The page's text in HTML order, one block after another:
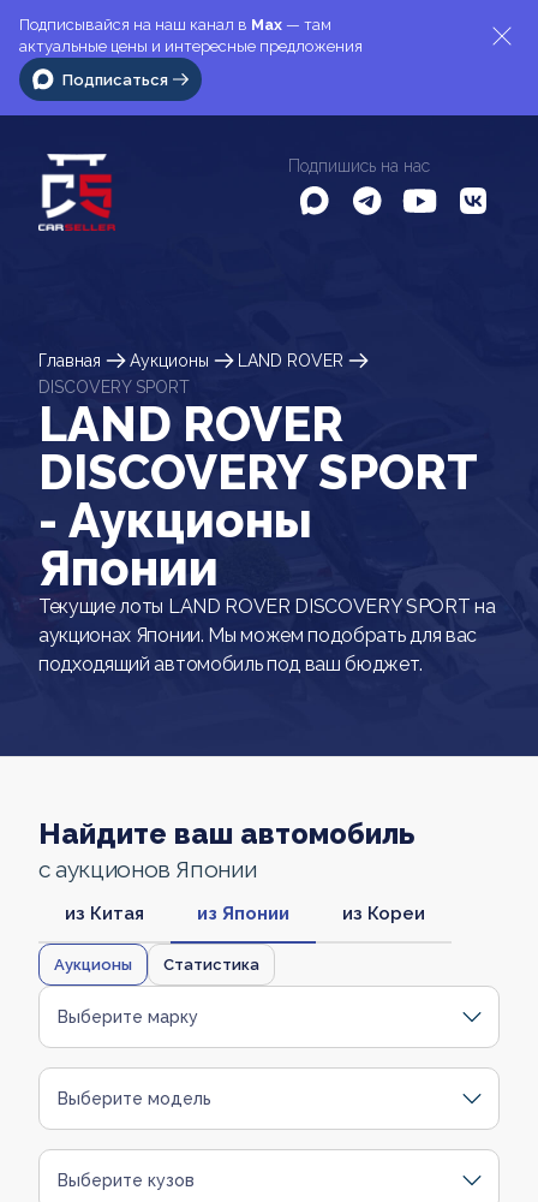
Подписывайся на наш канал в Max — там
актуальные цены и интересные предложения
Подписаться
Подпишись на нас
Главная Аукционы
LAND ROVER
DISCOVERY SPORT
LAND ROVER
DISCOVERY SPORT
- Аукционы
Японии
Текущие лоты LAND ROVER DISCOVERY SPORT на
аукционах Японии. Мы можем подобрать для вас
подходящий автомобиль под ваш бюджет.
Найдите ваш автомобиль
с аукционов Японии
из Китая из Японии из Кореи
Аукционы Статистика
Выберите марку
Выберите модель
Выберите кузов